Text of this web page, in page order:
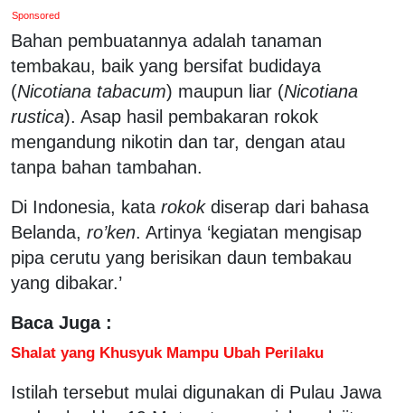
Sponsored
Bahan pembuatannya adalah tanaman
tembakau, baik yang bersifat budidaya
(Nicotiana tabacum) maupun liar (Nicotiana
rustica). Asap hasil pembakaran rokok
mengandung nikotin dan tar, dengan atau
tanpa bahan tambahan.
Di Indonesia, kata rokokdiserap dari bahasa
Belanda, ro’ken. Artinya ‘kegiatan mengisap
pipa cerutu yang berisikan daun tembakau
yang dibakar.’
Baca Juga :
Shalat yang Khusyuk Mampu Ubah Perilaku
Istilah tersebut mulai digunakan di Pulau Jawa